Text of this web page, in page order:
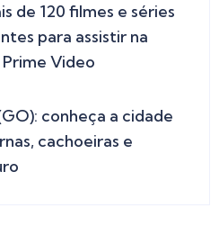
de 120 filmes e séries
para assistir na
Video
conheça a cidade
cachoeiras e